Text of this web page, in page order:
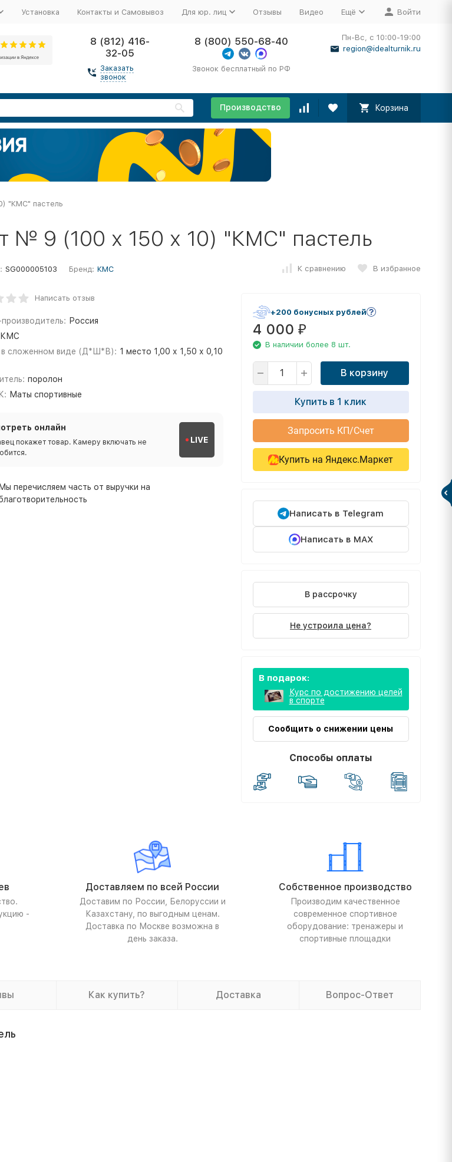
Установка Контакты и Самовывоз Для юр. лиц Отзывы Видео Ещё Войти
8 (812) 416-
32-05
Заказать
звонок
8 (800) 550-68-40
Звонок бесплатный по РФ
Пн-Вс, с 10:00-19:00
region@idealturnik.ru
Производство Корзина
"КМС" пастель
№ 9 (100 х 150 х 10) "КМС" пастель
SG000005103 Бренд: КМС К сравнению В избранное
Написать отзыв
Россия
КМС
в сложенном виде (Д*Ш*В): 1 место 1,00 х 1,50 х 0,10
поролон
Маты спортивные
онлайн
покажет товар. Камеру включать не
LIVE
Мы перечисляем часть от выручки на
+200 бонусных рублей
4 000 ₽
В наличии более 8 шт.
В корзину
Купить в 1 клик
Запросить КП/Счет
Купить на Яндекс.Маркет
Написать в Telegram
Написать в MAX
В рассрочку
Не устроила цена?
В подарок:
Курс по достижению целей
в спорте
Сообщить о снижении цены
Способы оплаты
-
Доставляем по всей России
Доставим по России, Белоруссии и
Казахстану, по выгодным ценам.
Доставка по Москве возможна в
день заказа.
Собственное производство
Производим качественное
современное спортивное
оборудование: тренажеры и
спортивные площадки
Как купить? Доставка Вопрос-Ответ